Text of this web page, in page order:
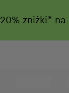
20% zniżki* na